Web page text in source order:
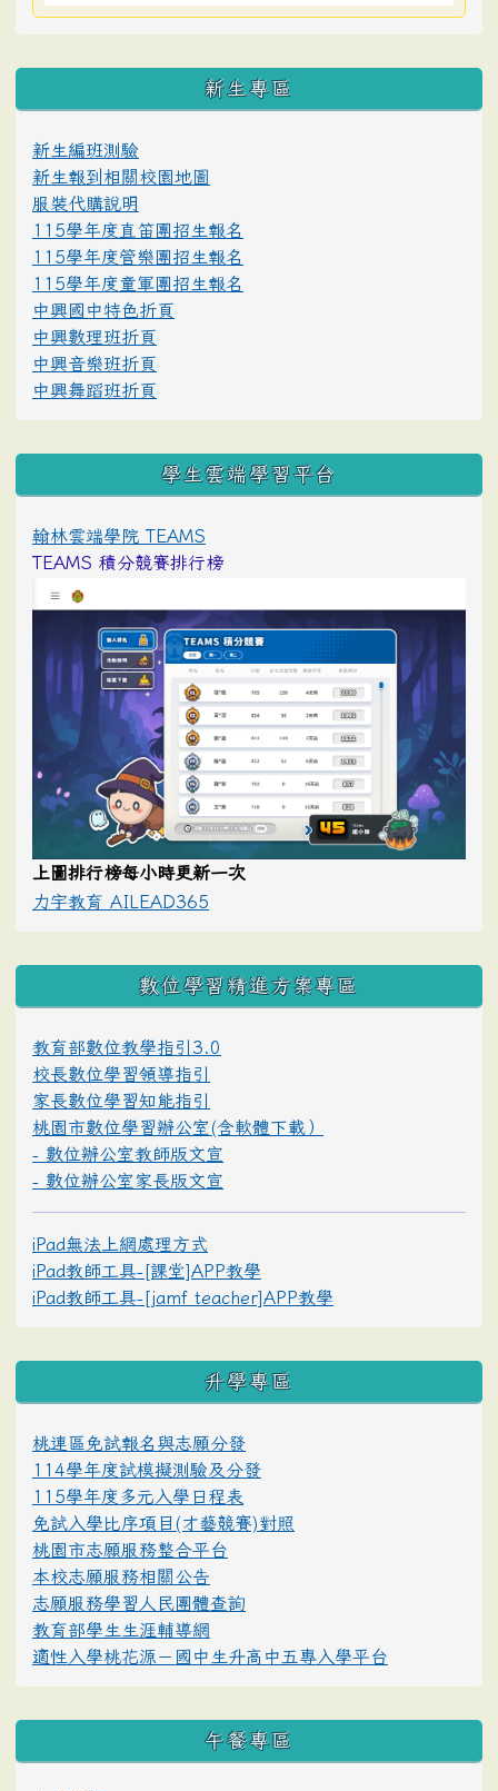
:::
新生專區
新生編班測驗
新生報到相關校園地圖
服裝代購說明
115學年度直笛團招生報名
115學年度管樂團招生報名
115學年度童軍團招生報名
中興國中特色折頁
中興數理班折頁
中興音樂班折頁
中興舞蹈班折頁
學生雲端學習平台
翰林雲端學院 TEAMS
TEAMS 積分競賽排行榜
上圖排行榜每小時更新一次
力宇教育 AILEAD365
數位學習精進方案專區
教育部數位教學指引3.0
校長數位學習領導指引
家長數位學習知能指引
桃園市數位學習辦公室(含軟體下載）
- 數位辦公室教師版文宣
- 數位辦公室家長版文宣
iPad無法上網處理方式
iPad教師工具-[課堂]APP教學
iPad教師工具-[jamf teacher]APP教學
升學專區
桃連區免試報名與志願分發
114學年度試模擬測驗及分發
115學年度多元入學日程表
免試入學比序項目(才藝競賽)對照
桃園市志願服務整合平台
本校志願服務相關公告
志願服務學習人民團體查詢
教育部學生生涯輔導網
適性入學桃花源－國中生升高中五專入學平台
午餐專區